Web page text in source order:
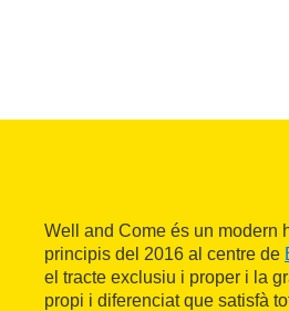
Well and Come és un modern
principis del 2016 al centre de
el tracte exclusiu i proper i la
propi i diferenciat que satisfà